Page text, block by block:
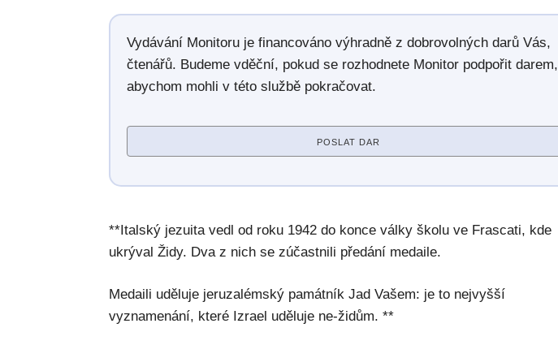
Vydávání Monitoru je financováno výhradně z dobrovolných darů Vás,
čtenářů. Budeme vděční, pokud se rozhodnete Monitor podpořit darem,
abychom mohli v této službě pokračovat.
POSLAT DAR
**Italský jezuita vedl od roku 1942 do konce války školu ve Frascati, kde
ukrýval Židy. Dva z nich se zúčastnili předání medaile.
Medaili uděluje jeruzalémský památník Jad Vašem: je to nejvyšší
vyznamenání, které Izrael uděluje ne-židům. **